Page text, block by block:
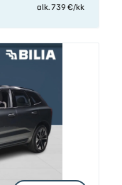
alk. 739 €/kk